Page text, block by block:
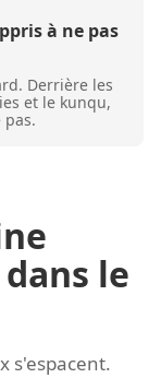
à ne pas
Derrière les
et le kunqu,
pas.
le
s'espacent.